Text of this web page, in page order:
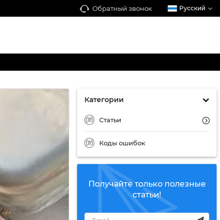
Обратный звонок Русский
Категории
Статьи
Коды ошибок
Получайте только полезные
статьи!